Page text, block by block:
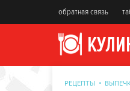
обратная связь
РЕЦЕПТЫ